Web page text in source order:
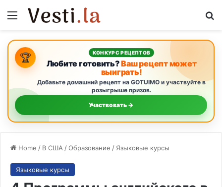
Menu
🏆 КОНКУРС РЕЦЕПТОВ
Любите готовить?Ваш рецепт может
выиграть!
Добавьте домашний рецепт на GOTUIMO и участвуйте в
розыгрыше призов.
Участвовать →
Home / В США /Образование / Языковые курсы
Языковые курсы